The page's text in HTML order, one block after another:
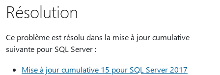
Résolution
Ce problème est résolu dans la mise à jour cumulative
suivante pour SQL Server :
Mise à jour cumulative 15 pour SQL Server 2017